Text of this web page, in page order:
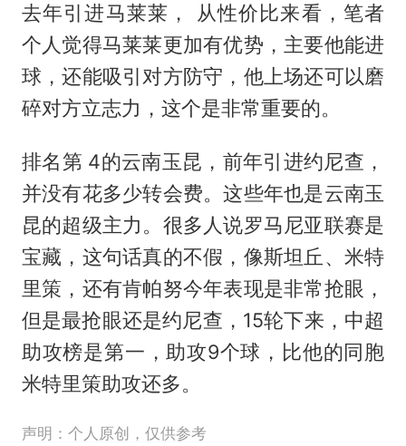
去年引进马莱莱， 从性价比来看，笔者
个人觉得马莱莱更加有优势，主要他能进
球，还能吸引对方防守，他上场还可以磨
碎对方立志力，这个是非常重要的。
排名第 4的云南玉昆，前年引进约尼查，
并没有花多少转会费。这些年也是云南玉
昆的超级主力。很多人说罗马尼亚联赛是
宝藏，这句话真的不假，像斯坦丘、米特
里策，还有肯帕努今年表现是非常抢眼，
但是最抢眼还是约尼查，15轮下来，中超
助攻榜是第一，助攻9个球，比他的同胞
米特里策助攻还多。
声明：个人原创，仅供参考